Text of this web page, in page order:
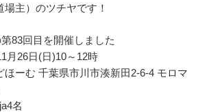
主）のツチヤです！
83回目を開催しました
月26日(日)10～12時
ほーむ 千葉県市川市湊新田2-6-4 モロマ
名